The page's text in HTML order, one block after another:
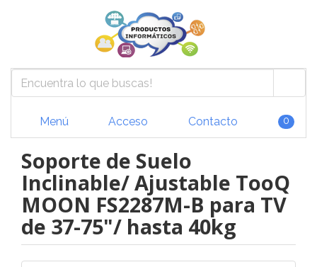
Menú Acceso Contacto 0
Soporte de Suelo
Inclinable/ Ajustable TooQ
MOON FS2287M-B para TV
de 37-75"/ hasta 40kg